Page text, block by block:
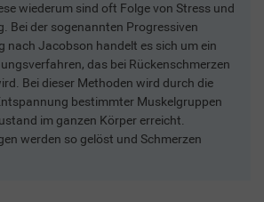
wiederum sind oft Folge von Stress und
Bei der sogenannten Progressiven
nach Jacobson handelt es sich um ein
das bei Rückenschmerzen
Bei dieser Methoden wird durch die
bestimmter Muskelgruppen
im ganzen Körper erreicht.
werden so gelöst und Schmerzen